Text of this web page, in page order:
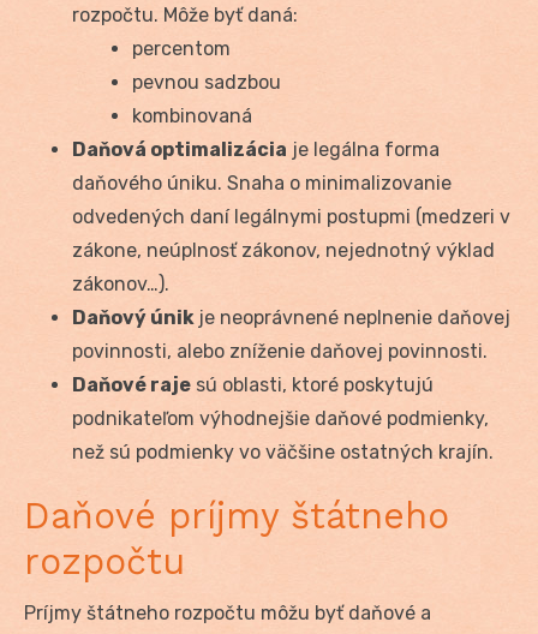
rozpočtu. Môže byť daná:
percentom
pevnou sadzbou
kombinovaná
Daňová optimalizácia je legálna forma
daňového úniku. Snaha o minimalizovanie
odvedených daní legálnymi postupmi (medzeri v
zákone, neúplnosť zákonov, nejednotný výklad
zákonov…).
Daňový únik je neoprávnené neplnenie daňovej
povinnosti, alebo zníženie daňovej povinnosti.
Daňové raje sú oblasti, ktoré poskytujú
podnikateľom výhodnejšie daňové podmienky,
než sú podmienky vo väčšine ostatných krajín.
Daňové príjmy štátneho
rozpočtu
Príjmy štátneho rozpočtu môžu byť daňové a